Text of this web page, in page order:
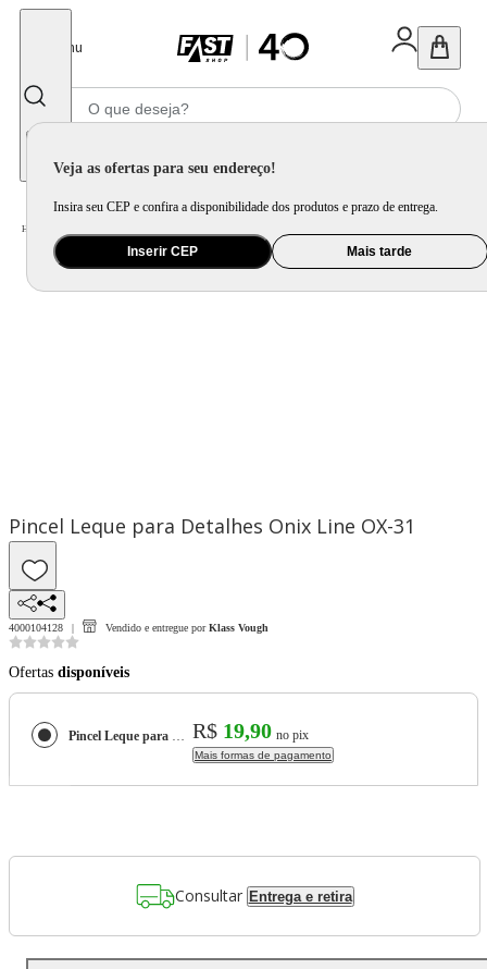
Menu
Veja as ofertas para seu endereço!
Insira seu CEP e confira a disponibilidade dos produtos e prazo de entrega.
Inserir CEP Mais tarde
Home
Pincel Leque para Detalhes Onix Line OX-31
4000104128 Vendido e entregue por Klass Vough
Ofertas disponíveis
Pincel Leque para Detalhes Onix Line OX-31 R$ 19,90 no pix
Mais formas de pagamento
Consultar Entrega e retira